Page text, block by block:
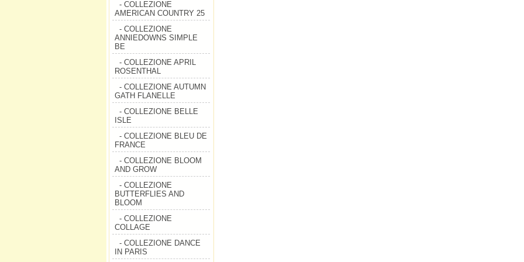
- COLLEZIONE
AMERICAN COUNTRY 25
- COLLEZIONE
ANNIEDOWNS SIMPLE
BE
- COLLEZIONE APRIL
ROSENTHAL
- COLLEZIONE AUTUMN
GATH FLANELLE
- COLLEZIONE BELLE
ISLE
- COLLEZIONE BLEU DE
FRANCE
- COLLEZIONE BLOOM
AND GROW
- COLLEZIONE
BUTTERFLIES AND
BLOOM
- COLLEZIONE
COLLAGE
- COLLEZIONE DANCE
IN PARIS